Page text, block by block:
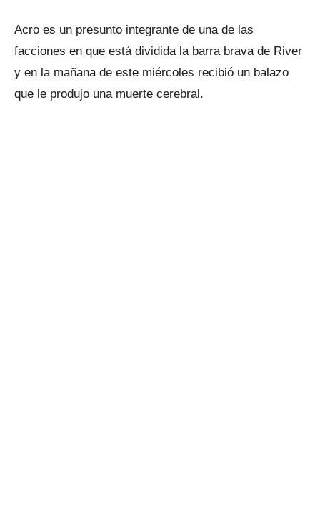
Acro es un presunto integrante de una de las
facciones en que está dividida la barra brava de River
y en la mañana de este miércoles recibió un balazo
que le produjo una muerte cerebral.